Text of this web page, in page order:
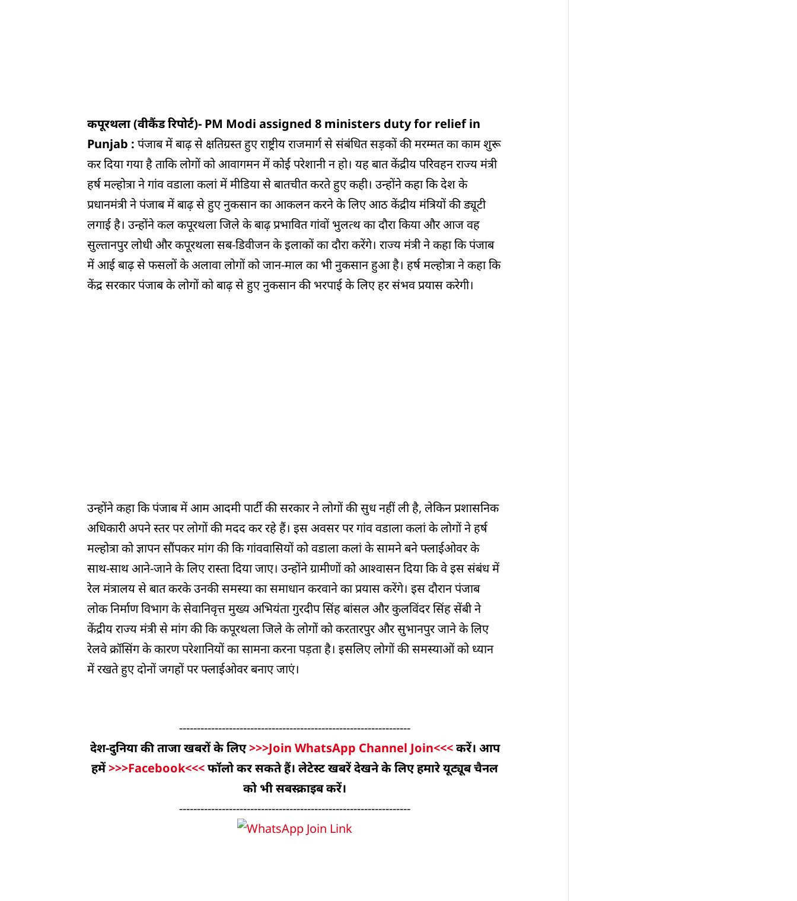
कपूरथला (वीकैंड रिपोर्ट)- PM Modi assigned 8 ministers duty for relief in
Punjab : पंजाब में बाढ़ से क्षतिग्रस्त हुए राष्ट्रीय राजमार्ग से संबंधित सड़कों की मरम्मत का काम शुरू
कर दिया गया है ताकि लोगों को आवागमन में कोई परेशानी न हो। यह बात केंद्रीय परिवहन राज्य मंत्री
हर्ष मल्होत्रा ​​ने गांव वडाला कलां में मीडिया से बातचीत करते हुए कही। उन्होंने कहा कि देश के
प्रधानमंत्री ने पंजाब में बाढ़ से हुए नुकसान का आकलन करने के लिए आठ केंद्रीय मंत्रियों की ड्यूटी
लगाई है। उन्होंने कल कपूरथला जिले के बाढ़ प्रभावित गांवों भुलत्थ का दौरा किया और आज वह
सुल्तानपुर लोधी और कपूरथला सब-डिवीजन के इलाकों का दौरा करेंगे। राज्य मंत्री ने कहा कि पंजाब
में आई बाढ़ से फसलों के अलावा लोगों को जान-माल का भी नुकसान हुआ है। हर्ष मल्होत्रा ​​ने कहा कि
केंद्र सरकार पंजाब के लोगों को बाढ़ से हुए नुकसान की भरपाई के लिए हर संभव प्रयास करेगी।
उन्होंने कहा कि पंजाब में आम आदमी पार्टी की सरकार ने लोगों की सुध नहीं ली है, लेकिन प्रशासनिक
अधिकारी अपने स्तर पर लोगों की मदद कर रहे हैं। इस अवसर पर गांव वडाला कलां के लोगों ने हर्ष
मल्होत्रा ​​को ज्ञापन सौंपकर मांग की कि गांववासियों को वडाला कलां के सामने बने फ्लाईओवर के
साथ-साथ आने-जाने के लिए रास्ता दिया जाए। उन्होंने ग्रामीणों को आश्वासन दिया कि वे इस संबंध में
रेल मंत्रालय से बात करके उनकी समस्या का समाधान करवाने का प्रयास करेंगे। इस दौरान पंजाब
लोक निर्माण विभाग के सेवानिवृत्त मुख्य अभियंता गुरदीप सिंह बांसल और कुलविंदर सिंह सेंबी ने
केंद्रीय राज्य मंत्री से मांग की कि कपूरथला जिले के लोगों को करतारपुर और सुभानपुर जाने के लिए
रेलवे क्रॉसिंग के कारण परेशानियों का सामना करना पड़ता है। इसलिए लोगों की समस्याओं को ध्यान
में रखते हुए दोनों जगहों पर फ्लाईओवर बनाए जाएं।
-----------------------------------------------------------------
देश-दुनिया की ताजा खबरों के लिए>>>Join WhatsApp Channel Join<<<करें। आप
हमें>>>Facebook<<<फॉलो कर सकते हैं। लेटेस्ट खबरें देखने के लिए हमारे यूट्यूब चैनल
को भी सबस्क्राइब करें।
-----------------------------------------------------------------